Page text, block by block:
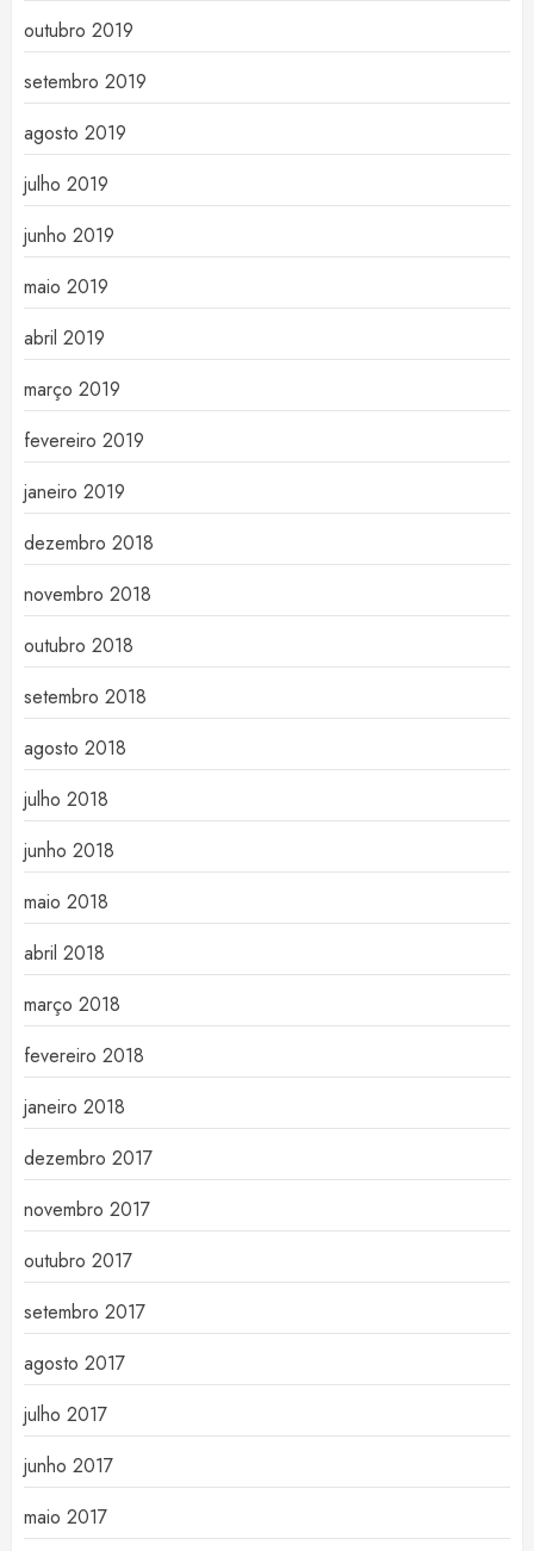
outubro 2019
setembro 2019
agosto 2019
julho 2019
junho 2019
maio 2019
abril 2019
março 2019
fevereiro 2019
janeiro 2019
dezembro 2018
novembro 2018
outubro 2018
setembro 2018
agosto 2018
julho 2018
junho 2018
maio 2018
abril 2018
março 2018
fevereiro 2018
janeiro 2018
dezembro 2017
novembro 2017
outubro 2017
setembro 2017
agosto 2017
julho 2017
junho 2017
maio 2017